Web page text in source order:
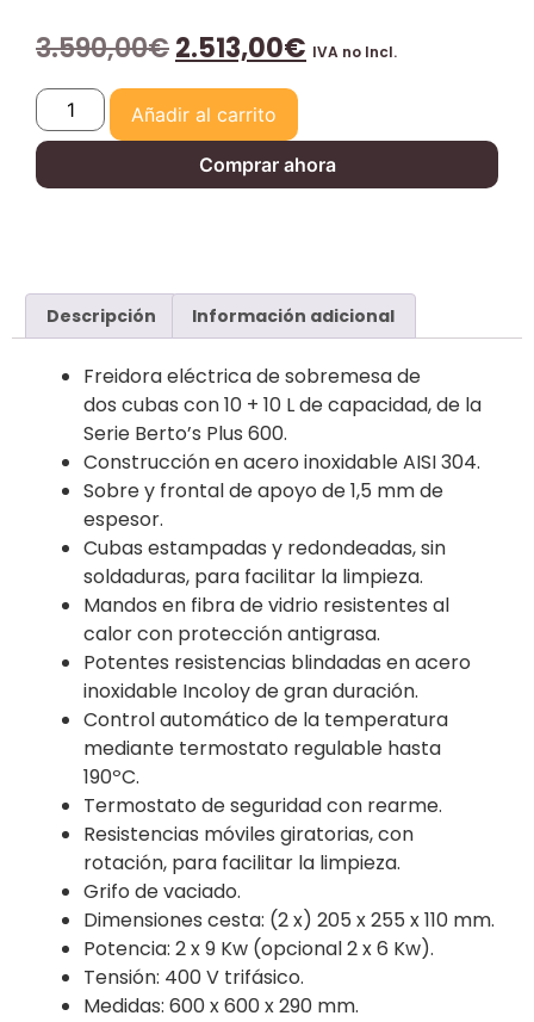
3.590,00€2.513,00€ IVA no Incl.
Añadir al carrito
Comprar ahora
Descripción Información adicional
Freidora eléctrica de sobremesa de
dos cubas con 10 + 10 L de capacidad, de la
Serie Berto’s Plus 600.
Construcción en acero inoxidable AISI 304.
Sobre y frontal de apoyo de 1,5 mm de
espesor.
Cubas estampadas y redondeadas, sin
soldaduras, para facilitar la limpieza.
Mandos en fibra de vidrio resistentes al
calor con protección antigrasa.
Potentes resistencias blindadas en acero
inoxidable Incoloy de gran duración.
Control automático de la temperatura
mediante termostato regulable hasta
190ºC.
Termostato de seguridad con rearme.
Resistencias móviles giratorias, con
rotación, para facilitar la limpieza.
Grifo de vaciado.
Dimensiones cesta: (2 x) 205 x 255 x 110 mm.
Potencia: 2 x 9 Kw (opcional 2 x 6 Kw).
Tensión: 400 V trifásico.
Medidas: 600 x 600 x 290 mm.